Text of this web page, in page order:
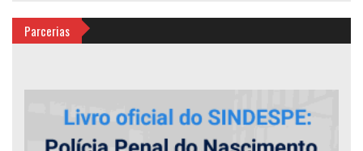
Parcerias